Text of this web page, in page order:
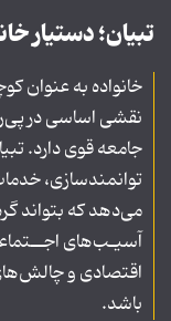
تبیان؛ دستیار
خانواده به عنوان
نقشی اساسی در
جامعه قوی دارد.
توانمندسازی،
می‌دهد که بتواند
آسیـب‌های
اقتصادی و
باشد.